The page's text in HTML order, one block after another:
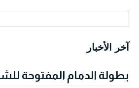
آخر الأخبار
بطولة الدمام المفتوحة